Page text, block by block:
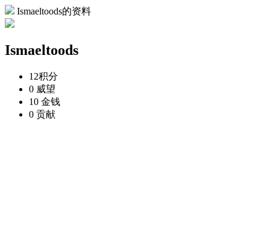
Ismaeltoods的资料
Ismaeltoods
12积分
0 威望
10 金钱
0 贡献